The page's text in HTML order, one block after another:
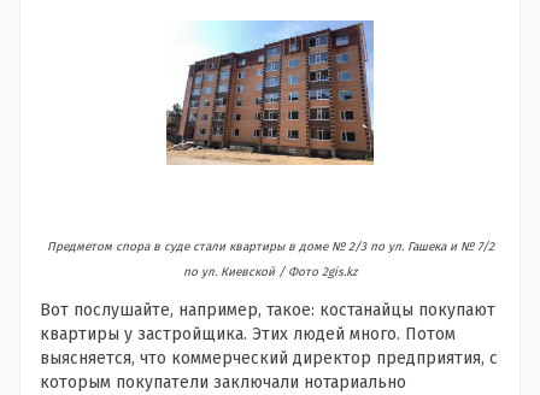
Предметом спора в суде стали квартиры в доме № 2/3 по ул. Гашека и № 7/2
по ул. Киевской / Фото 2gis.kz
Вот послушайте, например, такое: костанайцы покупают
квартиры у застройщика. Этих людей много. Потом
выясняется, что коммерческий директор предприятия, с
которым покупатели заключали нотариально